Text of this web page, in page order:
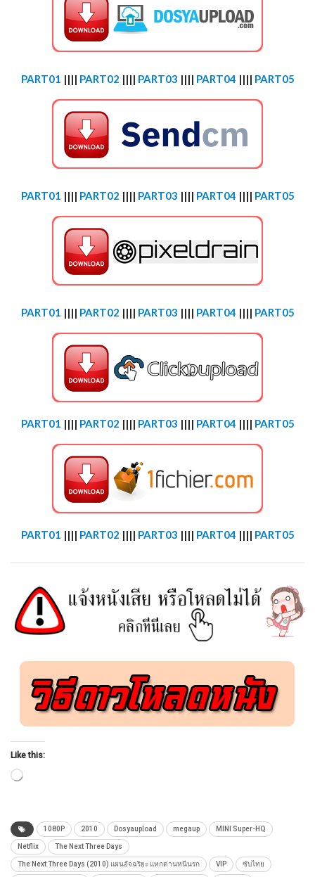
PART01 |||| PART02 |||| PART03 |||| PART04 |||| PART05
PART01 |||| PART02 |||| PART03 |||| PART04 |||| PART05
PART01 |||| PART02 |||| PART03 |||| PART04 |||| PART05
PART01 |||| PART02 |||| PART03 |||| PART04 |||| PART05
PART01 |||| PART02 |||| PART03 |||| PART04 |||| PART05
Like this:
Loading…
1080P 2010 Dosyaupload megaup MINI Super-HQ
Netflix The Next Three Days
The Next Three Days (2010) แผนอัจฉริยะ แหกด่านหนีนรก VIP ซับไทย